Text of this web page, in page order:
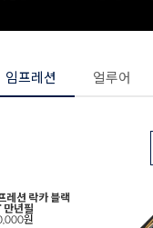
임프레션 얼루어
레션 락카 블랙
만년필
원